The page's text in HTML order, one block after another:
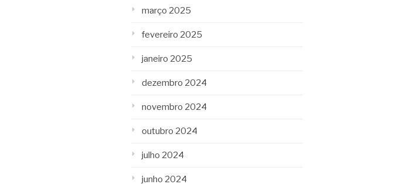
março 2025
fevereiro 2025
janeiro 2025
dezembro 2024
novembro 2024
outubro 2024
julho 2024
junho 2024